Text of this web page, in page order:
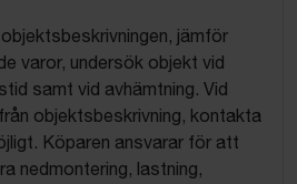
jämför
varor, undersök objekt vid
samt vid avhämtning. Vid
objektsbeskrivning, kontakta
Köparen ansvarar för att
nedmontering, lastning,